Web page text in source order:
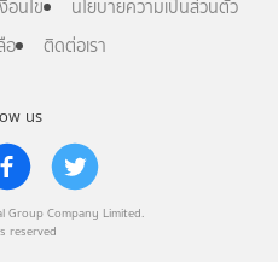
us
Company Limited.
reserved
อนไข
นโยบายความเป็นส่วนตัว
อ
ติดต่อเรา